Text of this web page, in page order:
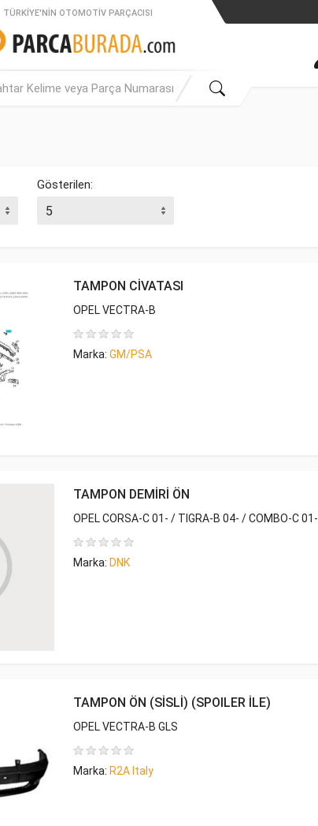
TÜRKIYE'NIN OTOMOTIV PARÇACISI
Gösterilen:
TAMPON CİVATASI
OPEL VECTRA-B
Marka: GM/PSA
TAMPON DEMİRİ ÖN
OPEL CORSA-C 01- / TIGRA-B 04- / COMBO-C 01-
Marka: DNK
TAMPON ÖN (SİSLİ) (SPOILER İLE)
OPEL VECTRA-B GLS
Marka: R2A Italy